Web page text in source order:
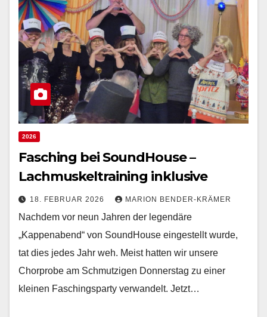
2026
Fasching bei SoundHouse –
Lachmuskeltraining inklusive
18. FEBRUAR 2026 MARION BENDER-KRÄMER
Nachdem vor neun Jahren der legendäre
„Kappenabend“ von SoundHouse eingestellt wurde,
tat dies jedes Jahr weh. Meist hatten wir unsere
Chorprobe am Schmutzigen Donnerstag zu einer
kleinen Faschingsparty verwandelt. Jetzt…